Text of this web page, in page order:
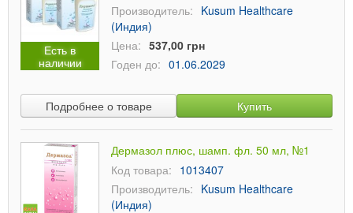
Есть в
наличии
Производитель: Kusum Healthcare
(Индия)
Цена: 537,00 грн
Годен до: 01.06.2029
Подробнее о товаре Купить
Дермазол плюс, шамп. фл. 50 мл, №1
Код товара: 1013407
Производитель: Kusum Healthcare
(Индия)